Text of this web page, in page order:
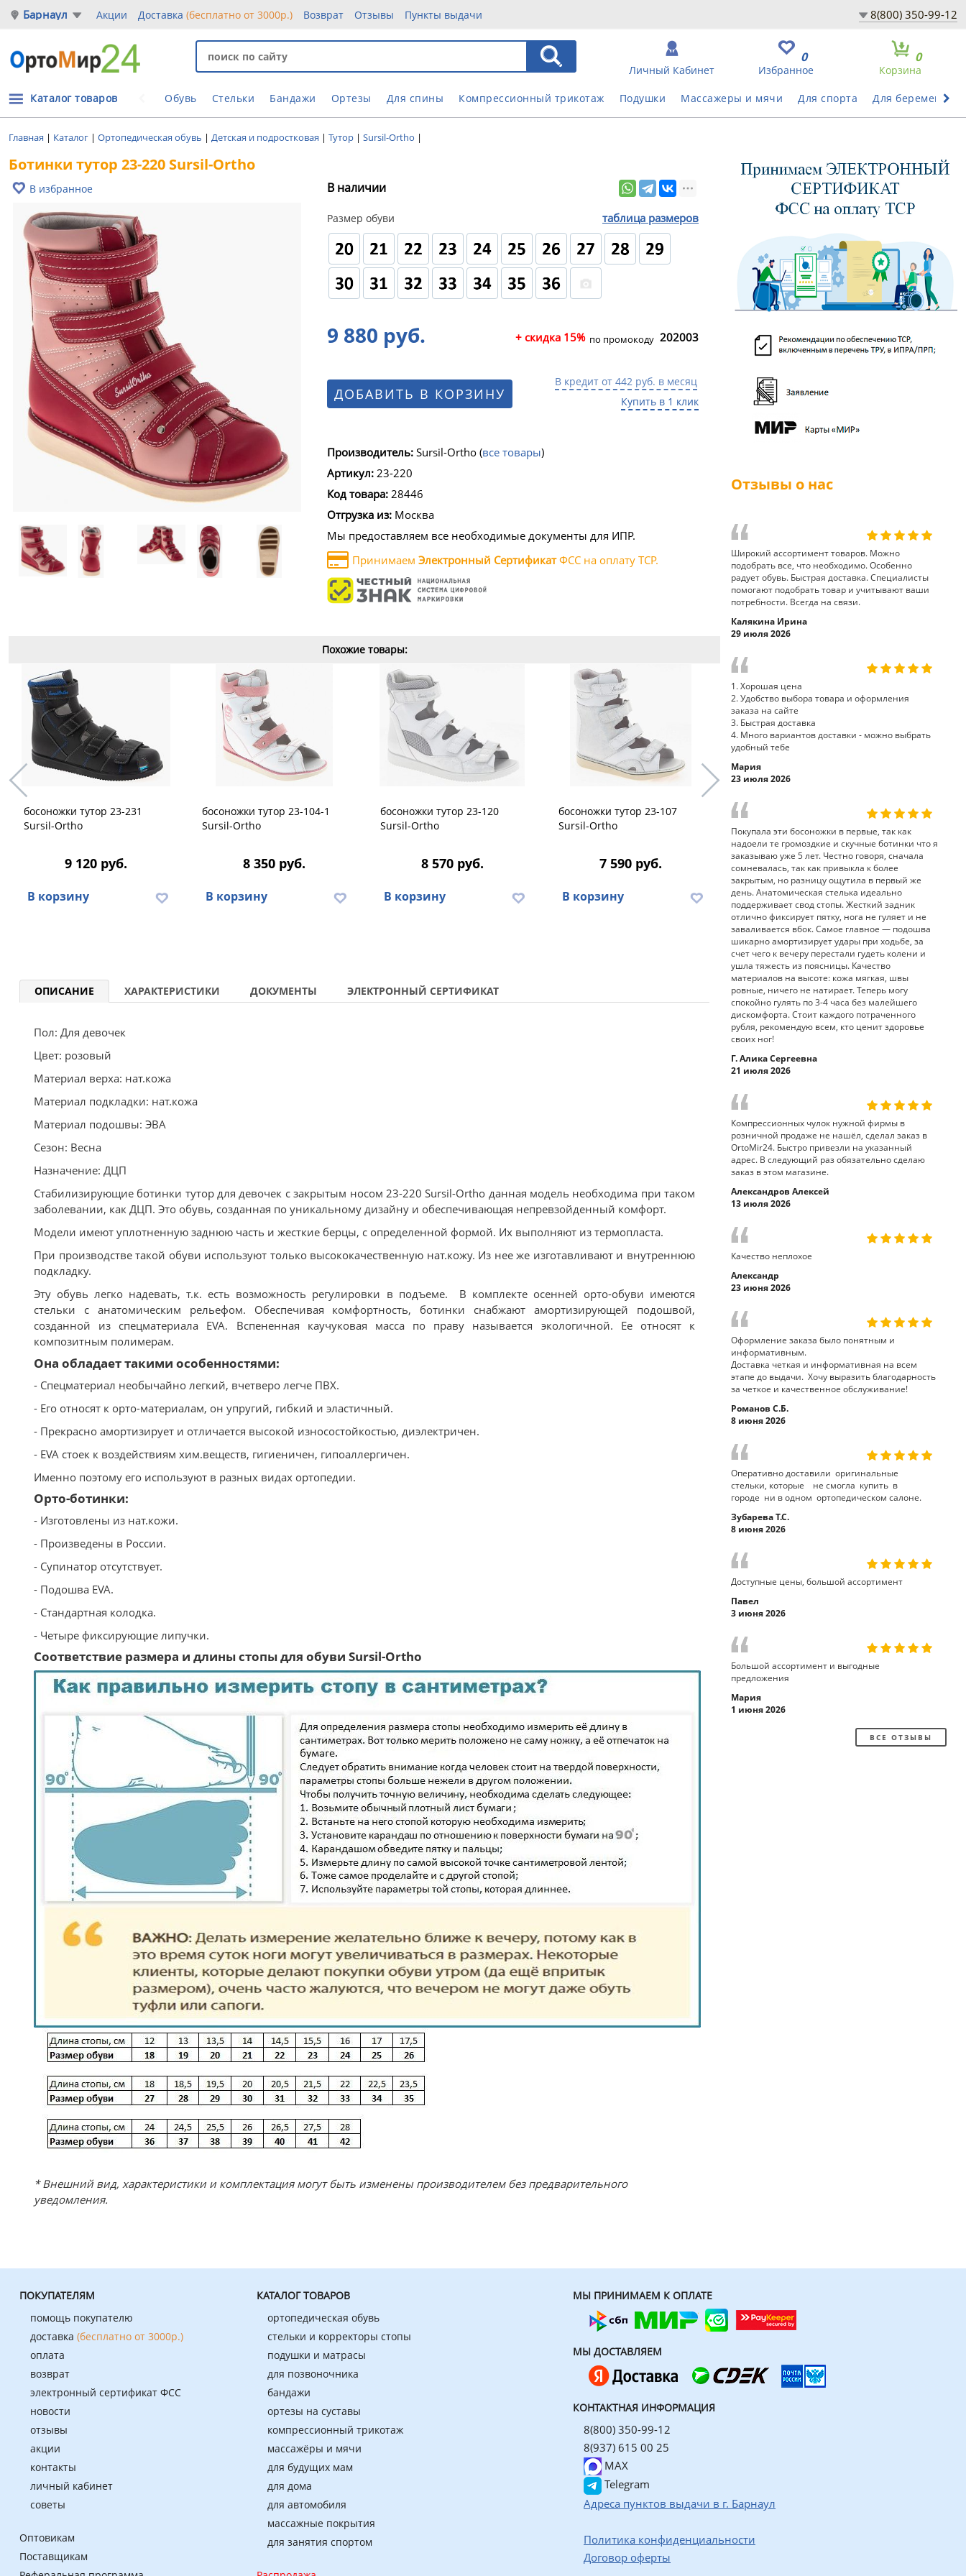
Барнаул Акции Доставка(бесплатно от 3000р.) Возврат Отзывы Пункты выдачи 8(800) 350-99-12
Корзина
0
Избранное
0
Личный Кабинет
Обувь Стельки Бандажи Ортезы Для спины Компрессионный трикотаж Подушки Массажеры и мячи Для спорта Для беременных
Каталог товаров
Главная | Каталог | Ортопедическая обувь | Детская и подростковая | Тутор | Sursil-Ortho |
Ботинки тутор 23-220 Sursil-Ortho
В избранное В наличии
Размер обуви таблица размеров
9 880 руб. + скидка 15% по промокоду 202003
ДОБАВИТЬ В КОРЗИНУ
В кредит от 442 руб. в месяц
Купить в 1 клик
Производитель: Sursil-Ortho(все товары)
Артикул: 23-220
Код товара: 28446
Отгрузка из: Москва
Мы предоставляем все необходимые документы для ИПР.
Принимаем Электронный СертификатФСС на оплату ТСР.
Похожие товары:
босоножки тутор 23-231
Sursil-Ortho
9 120 руб.
В корзину
босоножки тутор 23-104-1
Sursil-Ortho
8 350 руб.
В корзину
босоножки тутор 23-120
Sursil-Ortho
8 570 руб.
В корзину
босоножки тутор 23-107
Sursil-Ortho
7 590 руб.
В корзину
босоножки тутор 23-230
Sursil-Ortho
9 120 руб.
В корзину
ботинки
ОПИСАНИЕ ХАРАКТЕРИСТИКИ ДОКУМЕНТЫ ЭЛЕКТРОННЫЙ СЕРТИФИКАТ
Пол: Для девочек
Цвет: розовый
Материал верха: нат.кожа
Материал подкладки: нат.кожа
Материал подошвы: ЭВА
Сезон: Весна
Назначение: ДЦП
Стабилизирующие ботинки тутор для девочек с закрытым носом 23-220 Sursil-Ortho данная модель необходима при таком
заболевании, как ДЦП. Это обувь, созданная по уникальному дизайну и обеспечивающая непревзойденный комфорт.
Модели имеют уплотненную заднюю часть и жесткие берцы, с определенной формой. Их выполняют из термопласта.
При производстве такой обуви используют только высококачественную нат.кожу. Из нее же изготавливают и внутреннюю
подкладку.
Эту обувь легко надевать, т.к. есть возможность регулировки в подъеме. В комплекте осенней орто-обуви имеются
стельки с анатомическим рельефом. Обеспечивая комфортность, ботинки снабжают амортизирующей подошвой,
созданной из спецматериала EVA. Вспененная каучуковая масса по праву называется экологичной. Ее относят к
композитным полимерам.
Она обладает такими особенностями:
- Спецматериал необычайно легкий, вчетверо легче ПВХ.
- Его относят к орто-материалам, он упругий, гибкий и эластичный.
- Прекрасно амортизирует и отличается высокой износостойкостью, диэлектричен.
- EVA стоек к воздействиям хим.веществ, гигиеничен, гипоаллергичен.
Именно поэтому его используют в разных видах ортопедии.
Орто-ботинки:
- Изготовлены из нат.кожи.
- Произведены в России.
- Супинатор отсутствует.
- Подошва EVA.
- Стандартная колодка.
- Четыре фиксирующие липучки.
Соответствие размера и длины стопы для обуви Sursil-Ortho
* Внешний вид, характеристики и комплектация могут быть изменены производителем без предварительного
уведомления.
Отзывы о нас
Широкий ассортимент товаров. Можно
подобрать все, что необходимо. Особенно
радует обувь. Быстрая доставка. Специалисты
помогают подобрать товар и учитывают ваши
потребности. Всегда на связи.
Калякина Ирина
29 июля 2026
1. Хорошая цена
2. Удобство выбора товара и оформления
заказа на сайте
3. Быстрая доставка
4. Много вариантов доставки - можно выбрать
удобный тебе
Мария
23 июля 2026
Покупала эти босоножки в первые, так как
надоели те громоздкие и скучные ботинки что я
заказываю уже 5 лет. Честно говоря, сначала
сомневалась, так как привыкла к более
закрытым, но разницу ощутила в первый же
день. Анатомическая стелька идеально
поддерживает свод стопы. Жесткий задник
отлично фиксирует пятку, нога не гуляет и не
заваливается вбок. Самое главное — подошва
шикарно амортизирует удары при ходьбе, за
счет чего к вечеру перестали гудеть колени и
ушла тяжесть из поясницы. Качество
материалов на высоте: кожа мягкая, швы
ровные, ничего не натирает. Теперь могу
спокойно гулять по 3-4 часа без малейшего
дискомфорта. Стоит каждого потраченного
рубля, рекомендую всем, кто ценит здоровье
своих ног!
Г. Алика Сергеевна
21 июля 2026
Компрессионных чулок нужной фирмы в
розничной продаже не нашёл, сделал заказ в
OrtoMir24. Быстро привезли на указанный
адрес. В следующий раз обязательно сделаю
заказ в этом магазине.
Александров Алексей
13 июля 2026
Качество неплохое
Александр
23 июня 2026
Оформление заказа было понятным и
информативным.
Доставка четкая и информативная на всем
этапе до выдачи. Хочу выразить благодарность
за четкое и качественное обслуживание!
Романов С.Б.
8 июня 2026
Оперативно доставили оригинальные
стельки, которые не смогла купить в
городе ни в одном ортопедическом салоне.
Зубарева Т.С.
8 июня 2026
Доступные цены, большой ассортимент
Павел
3 июня 2026
Большой ассортимент и выгодные
предложения
Мария
1 июня 2026
ВСЕ ОТЗЫВЫ
ПОКУПАТЕЛЯМ
помощь покупателю
доставка (бесплатно от 3000р.)
оплата
возврат
электронный сертификат ФСС
новости
отзывы
акции
контакты
личный кабинет
советы
Оптовикам
Поставщикам
КАТАЛОГ ТОВАРОВ
ортопедическая обувь
стельки и корректоры стопы
подушки и матрасы
для позвоночника
бандажи
ортезы на суставы
компрессионный трикотаж
массажёры и мячи
для будущих мам
для дома
для автомобиля
массажные покрытия
для занятия спортом
МЫ ПРИНИМАЕМ К ОПЛАТЕ
МЫ ДОСТАВЛЯЕМ
КОНТАКТНАЯ ИНФОРМАЦИЯ
8(800) 350-99-12
8(937) 615 00 25
MAX
Telegram
Адреса пунктов выдачи в г. Барнаул
Политика конфиденциальности
Договор оферты